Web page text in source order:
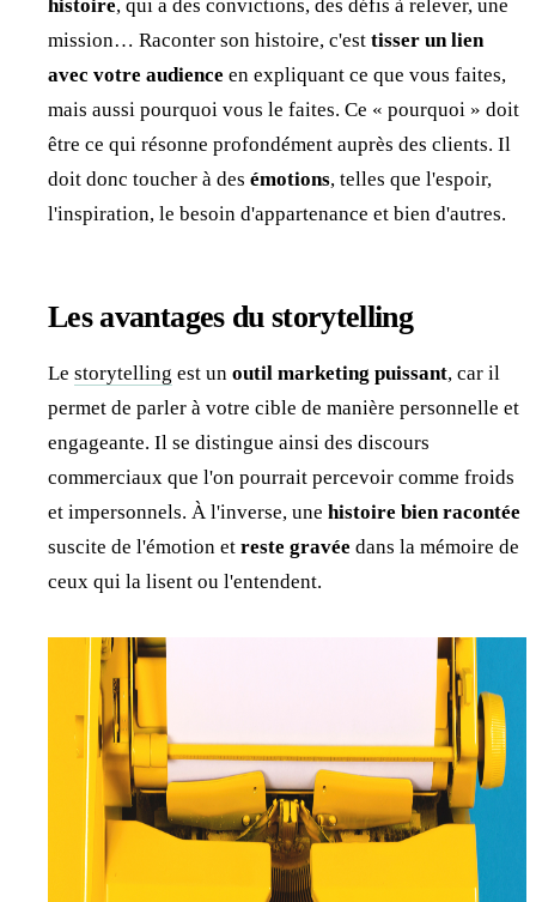
histoire, qui a des convictions, des défis à relever, une
mission… Raconter son histoire, c'est tisser un lien
avec votre audience en expliquant ce que vous faites,
mais aussi pourquoi vous le faites. Ce « pourquoi » doit
être ce qui résonne profondément auprès des clients. Il
doit donc toucher à des émotions, telles que l'espoir,
l'inspiration, le besoin d'appartenance et bien d'autres.
Les avantages du storytelling
Le storytelling est un outil marketing puissant, car il
permet de parler à votre cible de manière personnelle et
engageante. Il se distingue ainsi des discours
commerciaux que l'on pourrait percevoir comme froids
et impersonnels. À l'inverse, une histoire bien racontée
suscite de l'émotion et reste gravée dans la mémoire de
ceux qui la lisent ou l'entendent.